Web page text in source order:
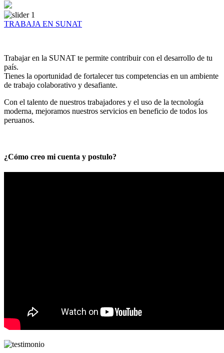
TRABAJA EN SUNAT
Trabajar en la SUNAT te permite contribuir con el desarrollo de tu
país.
Tienes la oportunidad de fortalecer tus competencias en un ambiente
de trabajo colaborativo y desafiante.
Con el talento de nuestros trabajadores y el uso de la tecnología
moderna, mejoramos nuestros servicios en beneficio de todos los
peruanos.
¿Cómo creo mi cuenta y postulo?